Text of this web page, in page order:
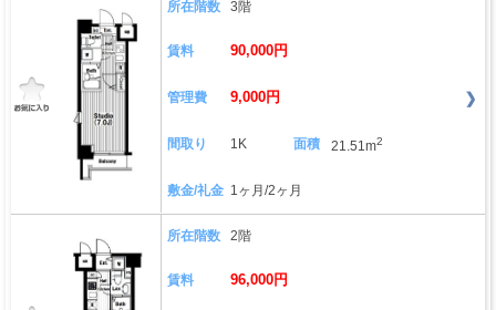
所在階数 3階
賃料 90,000円
管理費 9,000円
間取り 1K 面積 21.51m2
敷金/礼金 1ヶ月/2ヶ月
所在階数 2階
賃料 96,000円